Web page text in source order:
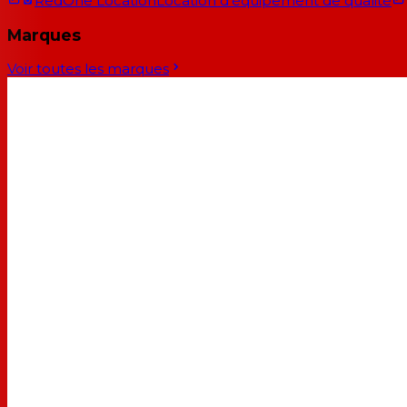
Marques
Voir toutes les marques